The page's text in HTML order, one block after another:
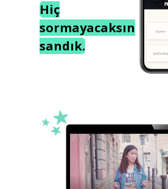
Hiç
sormayacaksın
sandık.